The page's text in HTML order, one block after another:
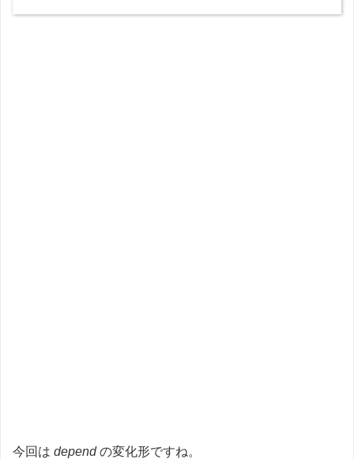
今回は dependの変化形ですね。